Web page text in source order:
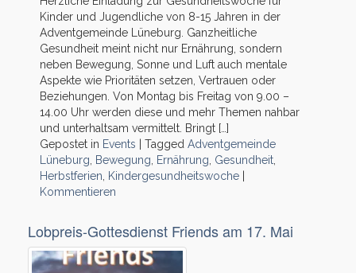
Kinder und Jugendliche von 8-15 Jahren in der
Adventgemeinde Lüneburg. Ganzheitliche
Gesundheit meint nicht nur Ernährung, sondern
neben Bewegung, Sonne und Luft auch mentale
Aspekte wie Prioritäten setzen, Vertrauen oder
Beziehungen. Von Montag bis Freitag von 9.00 –
14.00 Uhr werden diese und mehr Themen nahbar
und unterhaltsam vermittelt. Bringt […]
Gepostet in Events Tagged Adventgemeinde
Lüneburg
Bewegung Ernährung Gesundheit
Herbstferien
Kindergesundheitswoche
Kommentieren
Lobpreis-Gottesdienst Friends am 17. Mai